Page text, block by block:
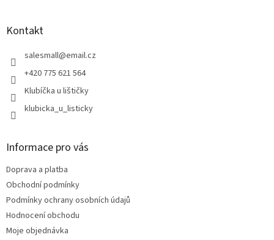
Kontakt
salesmall@email.cz
+420 775 621 564
Klubíčka u lištičky
klubicka_u_listicky
Informace pro vás
Doprava a platba
Obchodní podmínky
Podmínky ochrany osobních údajů
Hodnocení obchodu
Moje objednávka